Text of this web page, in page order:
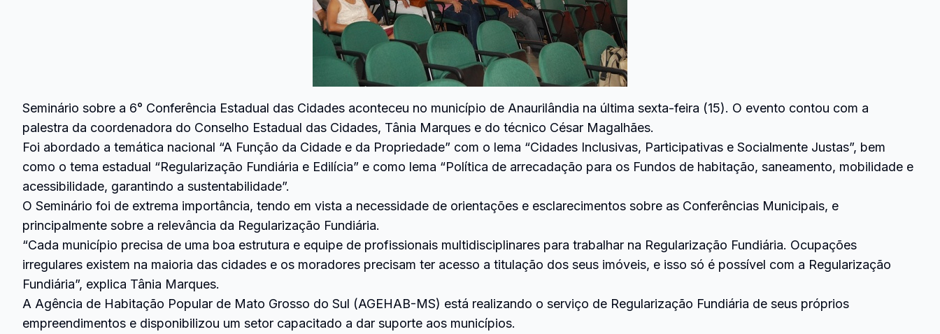
Seminário sobre a 6° Conferência Estadual das Cidades aconteceu no município de Anaurilândia na última sexta-feira (15). O evento contou com a
palestra da coordenadora do Conselho Estadual das Cidades, Tânia Marques e do técnico César Magalhães.
Foi abordado a temática nacional “A Função da Cidade e da Propriedade” com o lema “Cidades Inclusivas, Participativas e Socialmente Justas”, bem
como o tema estadual “Regularização Fundiária e Edilícia” e como lema “Política de arrecadação para os Fundos de habitação, saneamento, mobilidade e
acessibilidade, garantindo a sustentabilidade”.
O Seminário foi de extrema importância, tendo em vista a necessidade de orientações e esclarecimentos sobre as Conferências Municipais, e
principalmente sobre a relevância da Regularização Fundiária.
“Cada município precisa de uma boa estrutura e equipe de profissionais multidisciplinares para trabalhar na Regularização Fundiária. Ocupações
irregulares existem na maioria das cidades e os moradores precisam ter acesso a titulação dos seus imóveis, e isso só é possível com a Regularização
Fundiária”, explica Tânia Marques.
A Agência de Habitação Popular de Mato Grosso do Sul (AGEHAB-MS) está realizando o serviço de Regularização Fundiária de seus próprios
empreendimentos e disponibilizou um setor capacitado a dar suporte aos municípios.